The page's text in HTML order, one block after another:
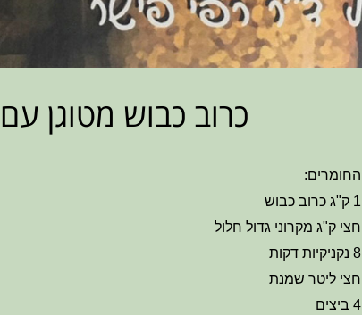
כרוב כבוש מטוגן
החומרים:
1 ק"ג כרוב כבוש
חצי ק"ג מקרוני גדול חלול
8 נקניקיות דקות
חצי ליטר שמנת
4 ביצים